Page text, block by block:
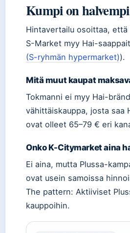
Kumpi on
Hintavertailu osoittaa,
S-Market myy Hai-
(S-ryhmän hypermarket)).
Mitä muut kaupat
Tokmanni ei myy Hai-
vähittäiskauppa, josta saa
ovat olleet 65–79 € eri
Onko K-Citymarket aina
Ei aina, mutta Plussa-
ovat usein samoissa
The pattern: Aktiiviset
kauppoihin.